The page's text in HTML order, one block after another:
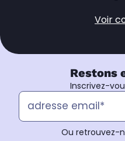
Voir
Restons
Inscrivez-
Ou retrouvez-